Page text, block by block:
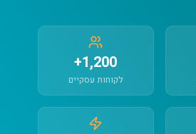
1,200+
לקוחות עסקיים